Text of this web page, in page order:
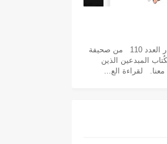
السبت 01 – 08 – 2026 صدر العدد 110 من صحيفة
المبدعين الذين
معنا. لقراءة الع...